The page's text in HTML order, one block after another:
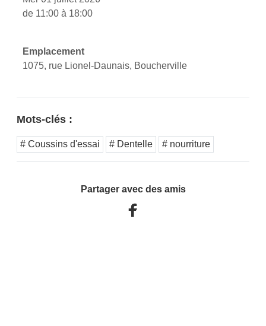
de 11:00 à 18:00
Emplacement
1075, rue Lionel-Daunais, Boucherville
Mots-clés :
# Coussins d'essai # Dentelle # nourriture
Partager avec des amis